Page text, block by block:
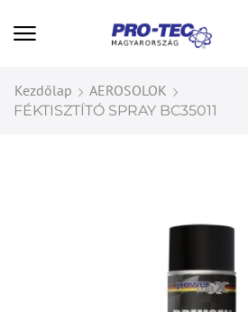
Kezdőlap AEROSOLOK
FÉKTISZTÍTÓ SPRAY BC35011